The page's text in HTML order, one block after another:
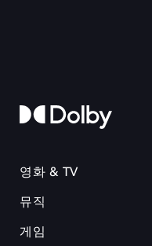
영화 & TV
뮤직
게임